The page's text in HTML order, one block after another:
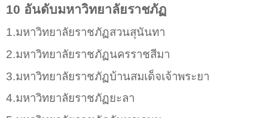
10 อันดับมหาวิทยาลัยราชภัฏ
1.มหาวิทยาลัยราชภัฏสวนสุนันทา
2.มหาวิทยาลัยราชภัฏนครราชสีมา
3.มหาวิทยาลัยราชภัฏบ้านสมเด็จเจ้าพระยา
4.มหาวิทยาลัยราชภัฏยะลา